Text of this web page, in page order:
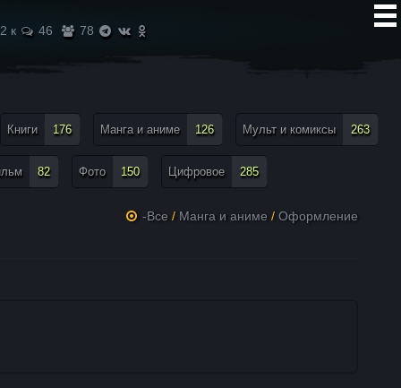
2 к 46 78
Книги 176 Манга и аниме 126 Мульт и комиксы 263
82 Фото 150 Цифровое 285
-Все / Манга и аниме / Оформление